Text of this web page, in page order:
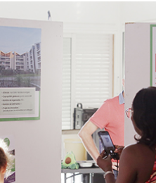
Des copropriétés au défi